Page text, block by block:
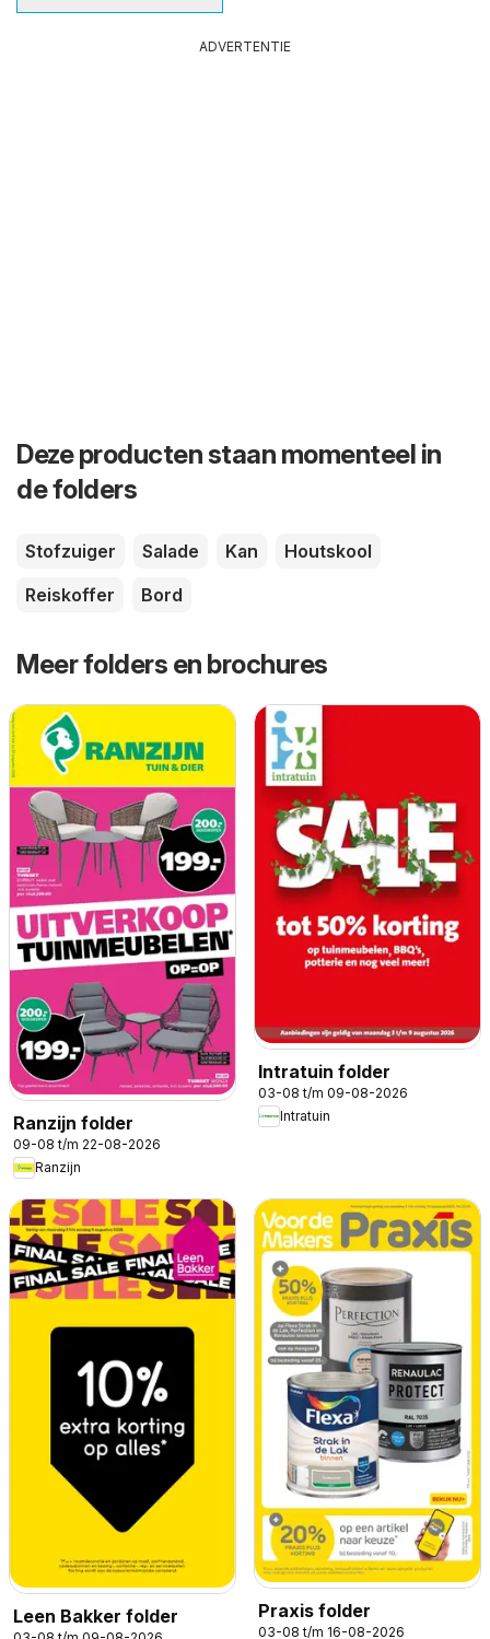
ADVERTENTIE
Deze producten staan momenteel in
de folders
Stofzuiger Salade Kan
Houtskool
Reiskoffer
Bord
Meer folders en brochures
Ranzijn folder
09-08 t/m 22-08-2026
Ranzijn
Intratuin folder
03-08 t/m 09-08-2026
Intratuin
Leen Bakker folder Praxis folder
03-08 t/m 16-08-2026